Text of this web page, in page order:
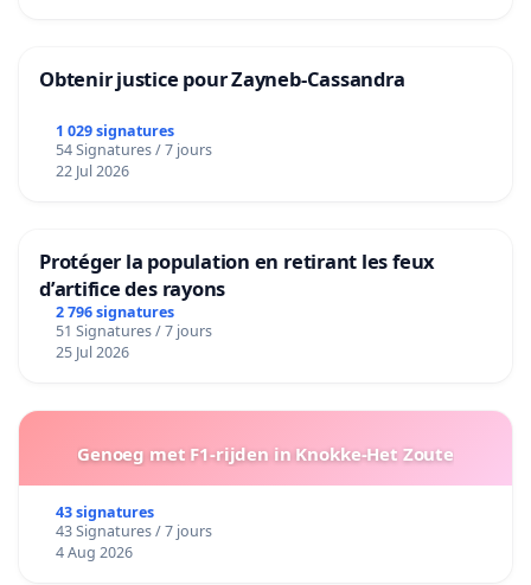
Obtenir justice pour Zayneb-Cassandra
1 029 signatures
54 Signatures / 7 jours
22 Jul 2026
Protéger la population en retirant les feux
d’artifice des rayons
2 796 signatures
51 Signatures / 7 jours
25 Jul 2026
Genoeg met F1-rijden in Knokke-Het Zoute
43 signatures
43 Signatures / 7 jours
4 Aug 2026